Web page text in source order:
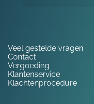
Veel gestelde vragen
Contact
Vergoeding
Klantenservice
Klachtenprocedure